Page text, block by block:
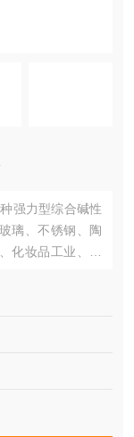
强力型综合碱性
璃、不锈钢、陶
化妆品工业、石